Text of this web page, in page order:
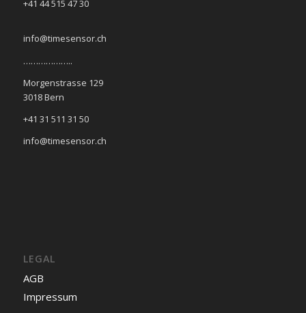
+41 44 515 47 30
info@timesensor.ch
………………..
Morgenstrasse 129
3018 Bern
+41 31 511 31 50
info@timesensor.ch
LEGAL
AGB
Impressum